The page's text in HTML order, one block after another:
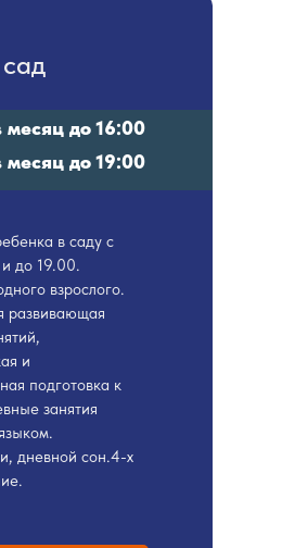
месяц до 19:00
в саду с
до 19.00.
взрослого.
развивающая
и
подготовка к
занятия
дневной сон.4-х
месяц до 16:00